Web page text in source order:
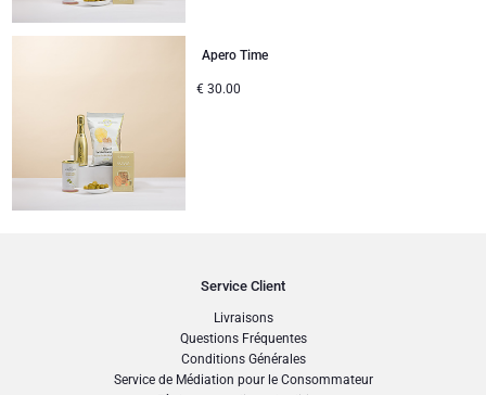
Apero Time
€ 30.00
Service Client
Livraisons
Questions Fréquentes
Conditions Générales
Service de Médiation pour le Consommateur